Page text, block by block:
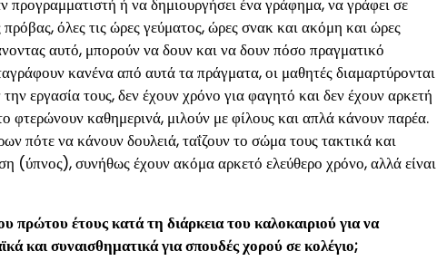
προγραμματιστή ή να δημιουργήσει ένα γράφημα, να γράφει σε
όλες τις ώρες γεύματος, ώρες σνακ και ακόμη και ώρες
αυτό, μπορούν να δουν και να δουν πόσο πραγματικό
κανένα από αυτά τα πράγματα, οι μαθητές διαμαρτύρονται
εργασία τους, δεν έχουν χρόνο για φαγητό και δεν έχουν αρκετή
φτερώνουν καθημερινά, μιλούν με φίλους και απλά κάνουν παρέα.
πότε να κάνουν δουλειά, ταΐζουν το σώμα τους τακτικά και
(ύπνος), συνήθως έχουν ακόμα αρκετό ελεύθερο χρόνο, αλλά είναι
πρώτου έτους κατά τη διάρκεια του καλοκαιριού για να
και συναισθηματικά για σπουδές χορού σε κολέγιο;